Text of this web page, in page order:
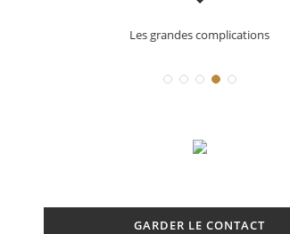
Déconstruction Parmigiani Fleurier
GARDER LE CONTACT